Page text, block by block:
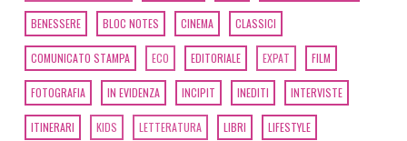
BENESSERE BLOC NOTES CINEMA CLASSICI
COMUNICATO STAMPA ECO EDITORIALE EXPAT FILM
FOTOGRAFIA IN EVIDENZA INCIPIT INEDITI INTERVISTE
ITINERARI KIDS LETTERATURA LIBRI LIFESTYLE